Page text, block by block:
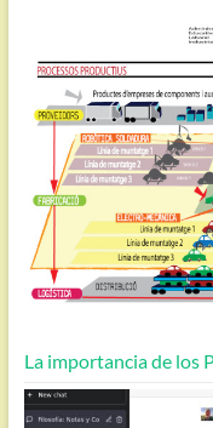
La importancia de los